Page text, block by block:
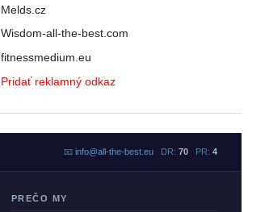
Melds.cz
Wisdom-all-the-best.com
fitnessmedium.eu
Pridať reklamný odkaz
📧 info@all-the-best.euDR: 70PR: 4
PREČO MY